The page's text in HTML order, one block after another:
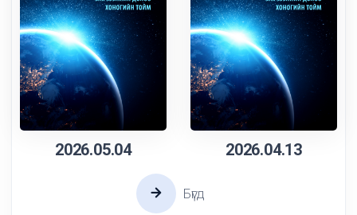
2026.05.04 2026.04.13
Бүгд